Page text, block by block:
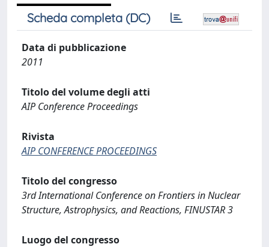
Scheda completa (DC)
Data di pubblicazione
2011
Titolo del volume degli atti
AIP Conference Proceedings
Rivista
AIP CONFERENCE PROCEEDINGS
Titolo del congresso
3rd International Conference on Frontiers in Nuclear
Structure, Astrophysics, and Reactions, FINUSTAR 3
Luogo del congresso